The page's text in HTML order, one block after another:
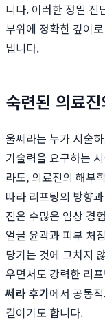
니다. 이러한 정밀 진
부위에 정확한 깊이
냅니다.
숙련된 의료
울쎄라는 누가 시술
기술력을 요구하는
라도, 의료진의 해부
따라 리프팅의 방향
진은 수많은 임상 경
얼굴 윤곽과 피부 처
당기는 것에 그치지
우면서도 강력한 리
쎄라 후기에서 공통
결이기도 합니다.